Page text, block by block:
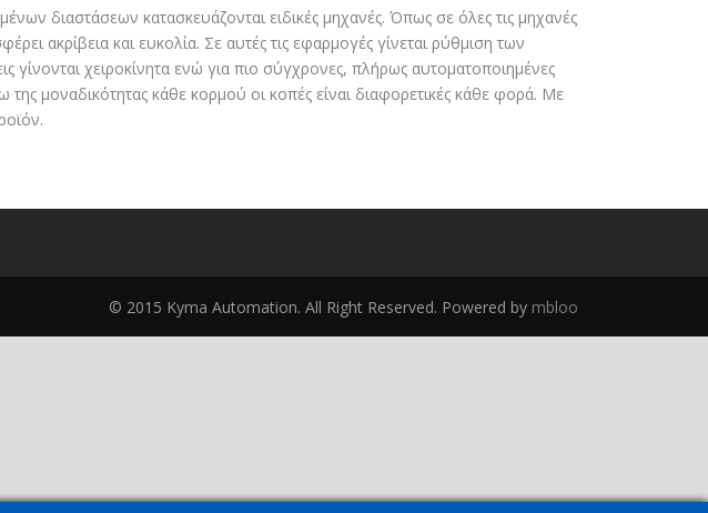
διαστάσεων κατασκευάζονται ειδικές μηχανές. Όπως σε όλες τις μηχανές
ακρίβεια και ευκολία. Σε αυτές τις εφαρμογές γίνεται ρύθμιση των
γίνονται χειροκίνητα ενώ για πιο σύγχρονες, πλήρως αυτοματοποιημένες
μοναδικότητας κάθε κορμού οι κοπές είναι διαφορετικές κάθε φορά. Με
© 2015 Kyma Automation. All Right Reserved. Powered by mbloo